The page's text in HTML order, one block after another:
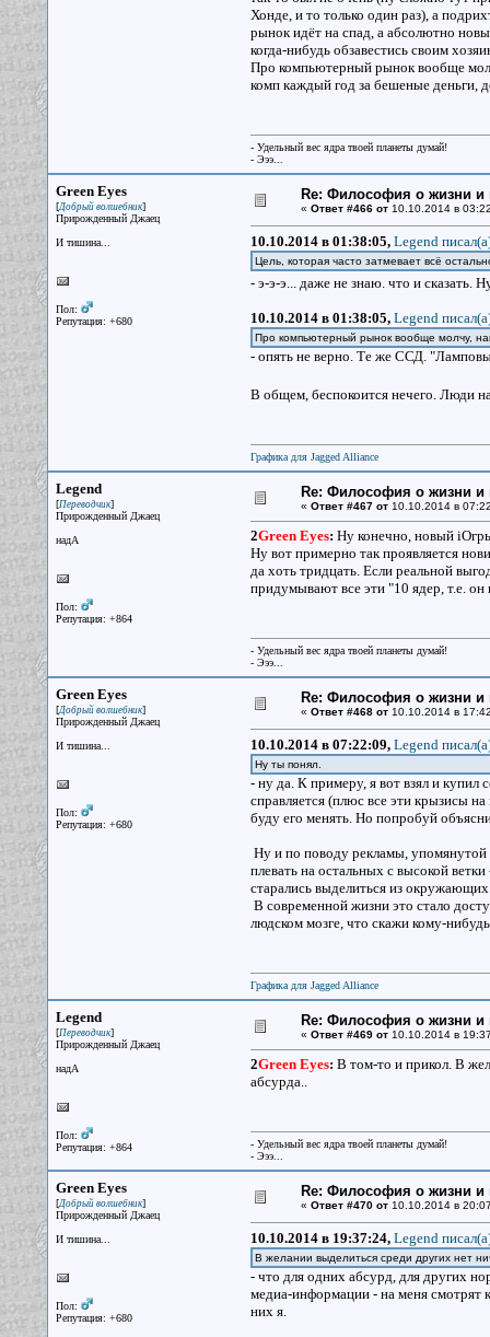
Хонде, и то только один раз), а
рынок идёт на спад, а абсолютно
когда-нибудь обзавестись своим
Про компьютерный рынок вообще
комп каждый год за бешеные деньги,
- Удельный вес ядра твоей планеты думай!
- Эээ...
Green Eyes
[Добрый волшебник]
Прирожденный Джаец
И тишина...
Пол:
Репутация: +680
Re: Философия о жизни и
« Ответ #466 от10.10.2014 в
10.10.2014 в 01:38:05, Legend
Цель, которая часто затмевает всё
- э-э-э... даже не знаю. что и сказать.
10.10.2014 в 01:38:05, Legend
Про компьютерный рынок вообще молчу,
- опять не верно. Те же ССД.
В общем, беспокоится нечего. Люди
Графика для Jagged Alliance
Legend
[Переводчик]
Прирожденный Джаец
надА
Пол:
Репутация: +864
Re: Философия о жизни и
« Ответ #467 от10.10.2014 в
2Green Eyes: Ну конечно, новый
Ну вот примерно так проявляется
да хоть тридцать. Если реальной
придумывают все эти "10 ядер, т.е.
- Удельный вес ядра твоей планеты думай!
- Эээ...
Green Eyes
[Добрый волшебник]
Прирожденный Джаец
И тишина...
Пол:
Репутация: +680
Re: Философия о жизни и
« Ответ #468 от10.10.2014 в
10.10.2014 в 07:22:09, Legend
Ну ты понял.
- ну да. К примеру, я вот взял и купил
справляется (плюс все эти крызисы
буду его менять. Но попробуй
Ну и по поводу рекламы, упомянутой
плевать на остальных с высокой
старались выделиться из
В современной жизни это стало
людском мозге, что скажи кому-
Графика для Jagged Alliance
Legend
[Переводчик]
Прирожденный Джаец
надА
Пол:
Репутация: +864
Re: Философия о жизни и
« Ответ #469 от10.10.2014 в
2Green Eyes: В том-то и прикол. В
абсурда..
- Удельный вес ядра твоей планеты думай!
- Эээ...
Green Eyes
[Добрый волшебник]
Прирожденный Джаец
И тишина...
Пол:
Репутация: +680
Re: Философия о жизни и
« Ответ #470 от10.10.2014 в
10.10.2014 в 19:37:24, Legend
В желании выделиться среди других нет
- что для одних абсурд, для других
медиа-информации - на меня смотрят
них я.